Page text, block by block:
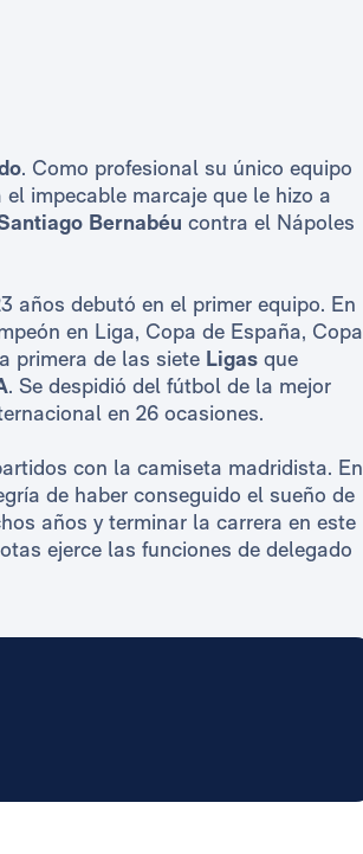
. Como profesional su único equipo
impecable marcaje que le hizo a
Bernabéu contra el Nápoles
años debutó en el primer equipo. En
en Liga, Copa de España, Copa
primera de las siete Ligas que
. Se despidió del fútbol de la mejor
en 26 ocasiones.
con la camiseta madridista. En
de haber conseguido el sueño de
años y terminar la carrera en este
ejerce las funciones de delegado